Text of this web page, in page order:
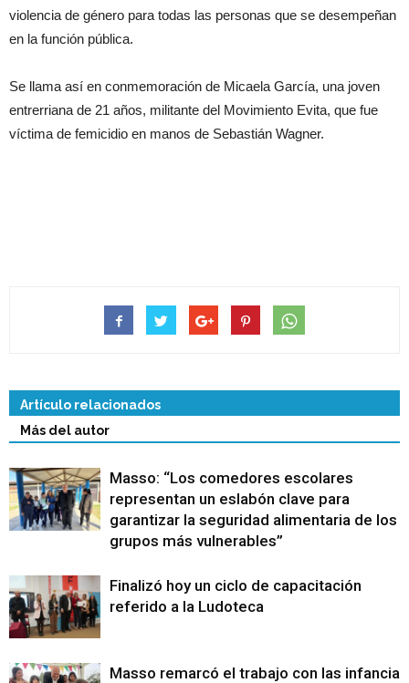
violencia de género para todas las personas que se desempeñan
en la función pública.
Se llama así en conmemoración de Micaela García, una joven
entrerriana de 21 años, militante del Movimiento Evita, que fue
víctima de femicidio en manos de Sebastián Wagner.
Artículo relacionados
Más del autor
Masso: “Los comedores escolares
representan un eslabón clave para
garantizar la seguridad alimentaria de los
grupos más vulnerables”
Finalizó hoy un ciclo de capacitación
referido a la Ludoteca
Masso remarcó el trabajo con las infancias